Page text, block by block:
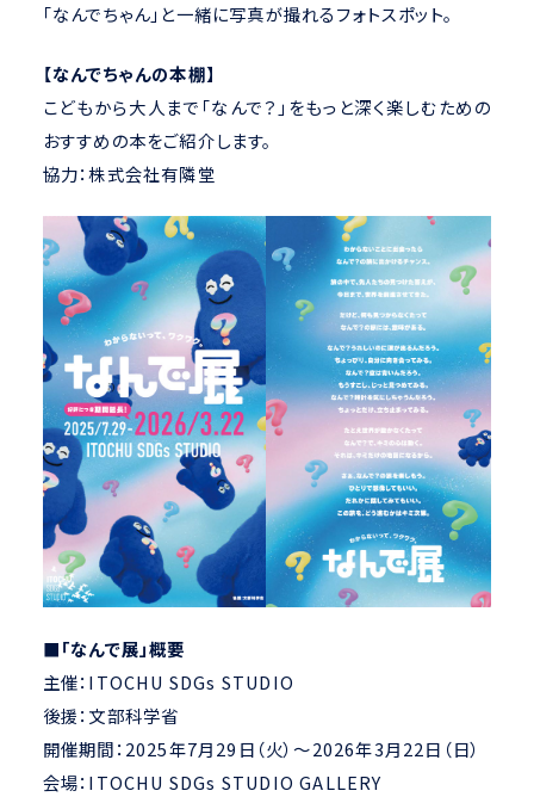
「なんでちゃん」と一緒に写真が撮れるフォトスポット。
【なんでちゃんの本棚】
こどもから大人まで「なんで？」をもっと深く楽しむための
おすすめの本をご紹介します。
協力：株式会社有隣堂
■「なんで展」概要
主催：ITOCHU SDGs STUDIO
後援：文部科学省
開催期間：2025年7月29日（火）～2026年3月22日（日）
会場：ITOCHU SDGs STUDIO GALLERY